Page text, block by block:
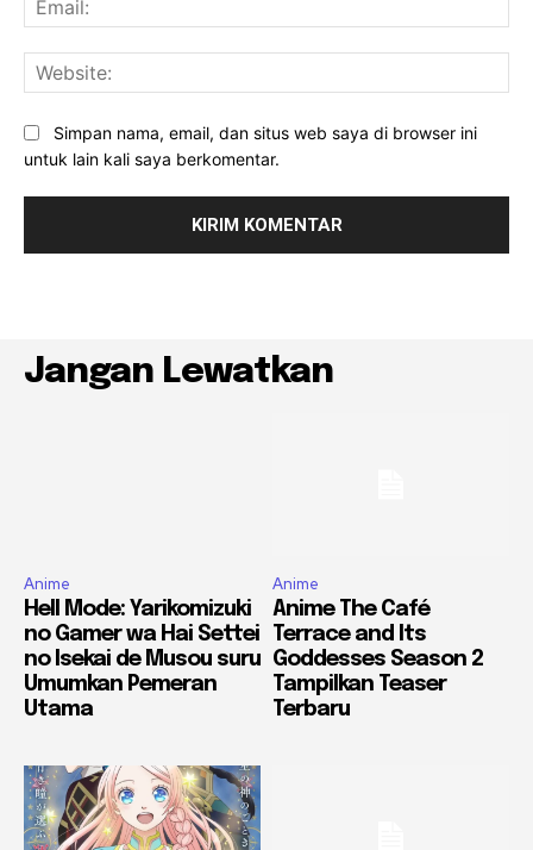
Simpan nama, email, dan situs web saya di browser ini
untuk lain kali saya berkomentar.
Jangan Lewatkan
Anime
Hell Mode: Yarikomizuki
no Gamer wa Hai Settei
no Isekai de Musou suru
Umumkan Pemeran
Utama
Anime
Anime The Café
Terrace and Its
Goddesses Season 2
Tampilkan Teaser
Terbaru